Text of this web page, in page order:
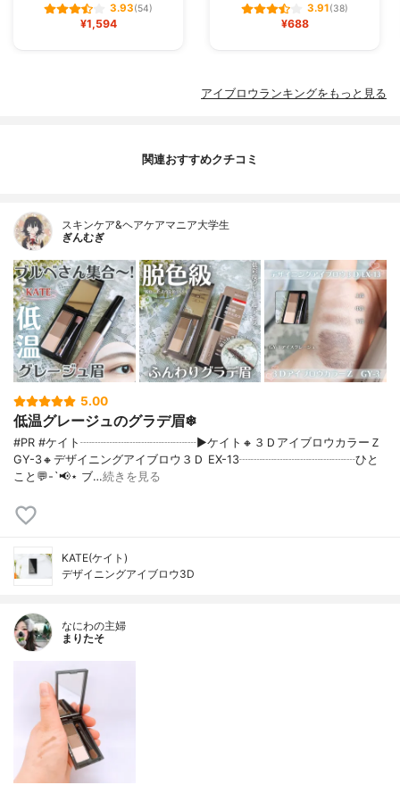
3.93(54)
¥1,594
3.91(38)
¥688
アイブロウランキングをもっと見る
関連おすすめクチコミ
スキンケア&ヘアケアマニア大学生
ぎんむぎ
5.00
低温グレージュのグラデ眉❄
#PR #ケイト┈┈┈┈┈┈┈┈┈┈▶ケイト🔸３ＤアイブロウカラーＺ
GY-3🔸デザイニングアイブロウ３Ｄ EX-13┈┈┈┈┈┈┈┈┈┈ひと
こと💬-`📢⋆ ブ…続きを見る
KATE(ケイト)
デザイニングアイブロウ3D
なにわの主婦
まりたそ